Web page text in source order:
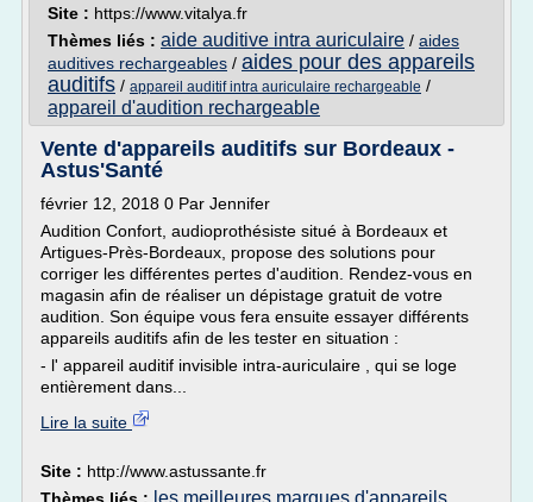
Site : https://www.vitalya.fr
Thèmes liés : aide auditive intra auriculaire / aides
auditives rechargeables / aides pour des appareils
auditifs / appareil auditif intra auriculaire rechargeable /
appareil d'audition rechargeable
Vente d'appareils auditifs sur Bordeaux -
Astus'Santé
février 12, 2018 0 Par Jennifer
Audition Confort, audioprothésiste situé à Bordeaux et
Artigues-Près-Bordeaux, propose des solutions pour
corriger les différentes pertes d'audition. Rendez-vous en
magasin afin de réaliser un dépistage gratuit de votre
audition. Son équipe vous fera ensuite essayer différents
appareils auditifs afin de les tester en situation :
- l' appareil auditif invisible intra-auriculaire , qui se loge
entièrement dans...
Lire la suite
Site : http://www.astussante.fr
les meilleures marques d'appareils